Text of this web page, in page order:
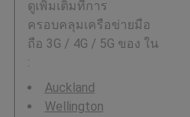
ดูเพิ่มเติมที่การ
ครอบคลุมเครือข่ายมือ
ถือ 3G / 4G / 5G ของ ใน
:
Auckland
Wellington